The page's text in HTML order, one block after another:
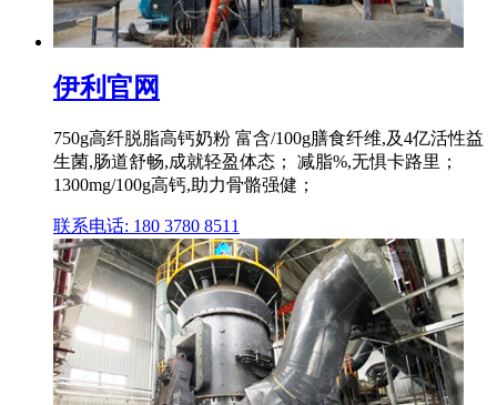
伊利官网
750g高纤脱脂高钙奶粉 富含/100g膳食纤维,及4亿活性益
生菌,肠道舒畅,成就轻盈体态； 减脂%,无惧卡路里；
1300mg/100g高钙,助力骨骼强健；
联系电话: 180 3780 8511